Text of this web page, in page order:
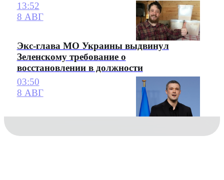
13:52
8 АВГ
Экс-глава МО Украины выдвинул
Зеленскому требование о
восстановлении в должности
03:50
8 АВГ